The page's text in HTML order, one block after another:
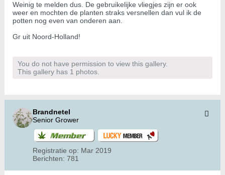
Weinig te melden dus. De gebruikelijke vliegjes zijn er ook
weer en mochten de planten straks versnellen dan vul ik de
potten nog even van onderen aan.
Gr uit Noord-Holland!
You do not have permission to view this gallery.
This gallery has 1 photos.
Brandnetel
Senior Grower
Registratie op: Mar 2019
Berichten: 781